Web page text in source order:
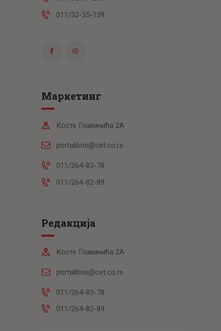
011/32-35-139
Маркетинг
Косте Главинића 2А
portalibris@cet.co.rs
011/264-83-78
011/264-82-89
Редакција
Косте Главинића 2А
portalibris@cet.co.rs
011/264-83-78
011/264-82-89